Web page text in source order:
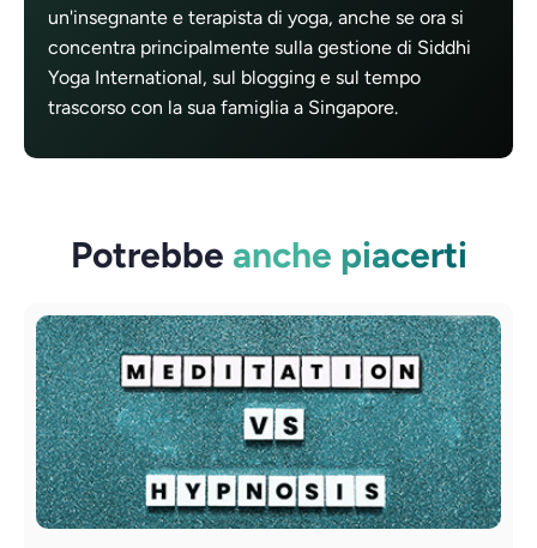
un'insegnante e terapista di yoga, anche se ora si
concentra principalmente sulla gestione di Siddhi
Yoga International, sul blogging e sul tempo
trascorso con la sua famiglia a Singapore.
Potrebbe anche piacerti